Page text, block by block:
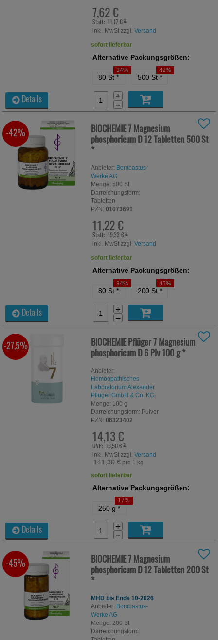
7,62 €
Statt: 11,17 €²
inkl. MwSt zzgl.Versand
sofort lieferbar
Alternative Packungsgrößen:
80 St*
34%
500 St *
42%
+
−
Details
BIOCHEMIE 7 Magnesium
phosphoricum D 12 Tabletten500 St
*
Anbieter: Bombastus-
Werke AG
Menge: 500 St
Darreichungsform:
Tabletten
PZN: 01073691
11,22 €
Statt: 19,33 €²
inkl. MwSt zzgl.Versand
-42%
sofort lieferbar
Alternative Packungsgrößen:
80 St*
34%
200 St *
45%
+
−
Details
BIOCHEMIE Pflüger 7 Magnesium
phosphoricum D 6 Plv100 g*
Anbieter:
Homöopathisches
Laboratorium Alexander
Pflüger GmbH & Co. KG
Menge: 100 g
Darreichungsform: Pulver
PZN: 06323402
14,13 €
UVP: 19,50 €³
inkl. MwSt zzgl.Versand
141,30 € pro 1 kg
-27,5%
sofort lieferbar
Alternative Packungsgrößen:
250 g*
17%
+
−
Details
BIOCHEMIE 7 Magnesium
phosphoricum D 12 Tabletten200 St
*
MHD bis Ende 10-2026
Anbieter: Bombastus-
Werke AG
Menge: 200 St
Darreichungsform:
-45%